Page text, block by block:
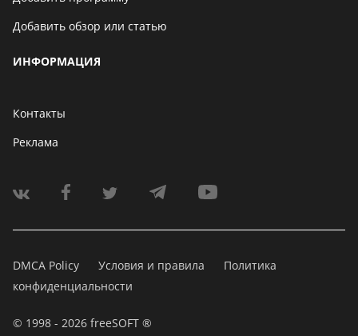
Добавить обзор или статью
ИНФОРМАЦИЯ
Контакты
Реклама
DMCA Policy Условия и правила
Политика
конфиденциальности
© 1998 - 2026 freeSOFT ®